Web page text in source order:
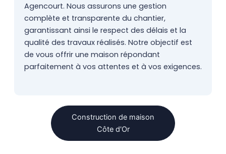
Agencourt. Nous assurons une gestion
complète et transparente du chantier,
garantissant ainsi le respect des délais et la
qualité des travaux réalisés. Notre objectif est
de vous offrir une maison répondant
parfaitement à vos attentes et à vos exigences.
Construction de maison
Côte d'Or